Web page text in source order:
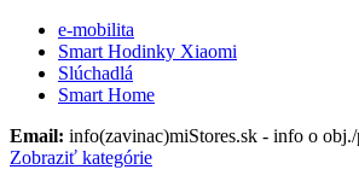
e-mobilita
Smart Hodinky Xiaomi
Slúchadlá
Smart Home
Email: info(zavinac)miStores.sk - info o obj./
Zobraziť kategórie